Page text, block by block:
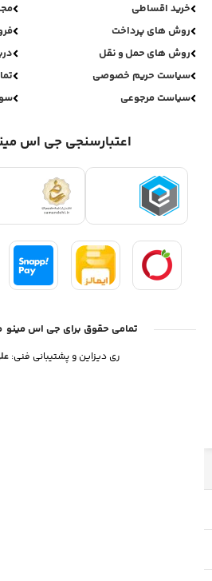
خرید اقساطی
روش های پرداخت
روش های حمل و نقل
سیاست حریم خصوصی
سیاست مرجوعی
اعتبارسنجی جی اس
تمامی حقوق برای جی اس
ری دیزاین و پشتیبانی فنی: